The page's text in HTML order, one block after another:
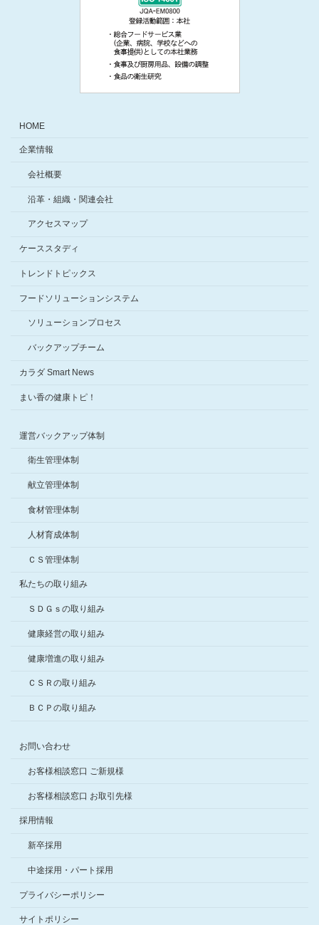
HOME
企業情報
会社概要
沿革・組織・関連会社
アクセスマップ
ケーススタディ
トレンドトピックス
フードソリューションシステム
ソリューションプロセス
バックアップチーム
カラダ Smart News
まい香の健康トピ！
運営バックアップ体制
衛生管理体制
献立管理体制
食材管理体制
人材育成体制
ＣＳ管理体制
私たちの取り組み
ＳＤＧｓの取り組み
健康経営の取り組み
健康増進の取り組み
ＣＳＲの取り組み
ＢＣＰの取り組み
お問い合わせ
お客様相談窓口 ご新規様
お客様相談窓口 お取引先様
採用情報
新卒採用
中途採用・パート採用
プライバシーポリシー
サイトポリシー